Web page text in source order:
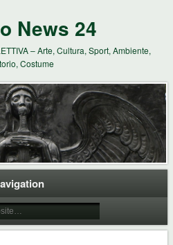
News 24
– Arte, Cultura, Sport, Ambiente,
Costume